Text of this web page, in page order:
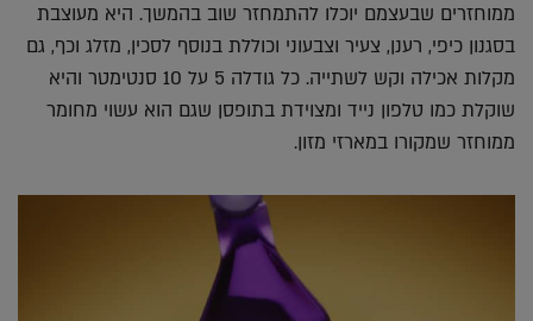
ממוחזרים שבעצמם יוכלו להתמחזר שוב בהמשך. היא מעוצבת
בסגנון כיפי, רענן, צעיר וצבעוני וכוללת בנוסף לסכין, מזלג וכף, גם
מקלות אכילה וקש לשתייה. כל גודלה 5 על 10 סנטימטר והיא
שוקלת כמו טלפון נייד ומצוידת בתופסן שגם הוא עשוי מחומר
ממוחזר שמקורו במארזי מזון.